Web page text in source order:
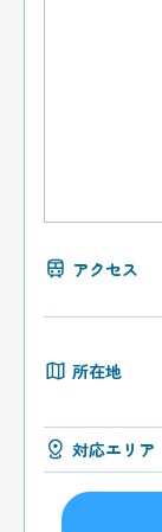
アクセス
所在地
対応エリア